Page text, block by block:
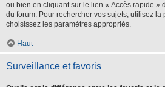
ou bien en cliquant sur le lien « Accès rapide »
du forum. Pour rechercher vos sujets, utilisez
choisissez les paramètres appropriés.
Haut
Surveillance et favoris